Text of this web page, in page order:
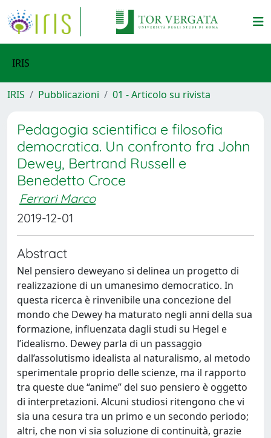
IRIS
IRIS Pubblicazioni 01 - Articolo su rivista
Pedagogia scientifica e filosofia
democratica. Un confronto fra John
Dewey, Bertrand Russell e
Benedetto Croce
Ferrari Marco
2019-12-01
Abstract
Nel pensiero deweyano si delinea un progetto di
realizzazione di un umanesimo democratico. In
questa ricerca è rinvenibile una concezione del
mondo che Dewey ha maturato negli anni della sua
formazione, influenzata dagli studi su Hegel e
l’idealismo. Dewey parla di un passaggio
dall’assolutismo idealista al naturalismo, al metodo
sperimentale proprio delle scienze, ma il rapporto
tra queste due “anime” del suo pensiero è oggetto
di interpretazioni. Alcuni studiosi ritengono che vi
sia una cesura tra un primo e un secondo periodo;
altri, che non vi sia soluzione di continuità, grazie